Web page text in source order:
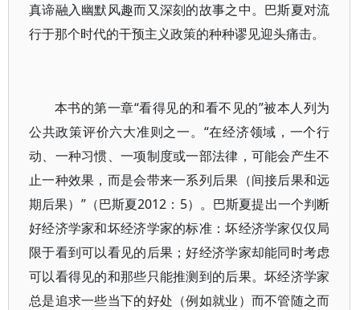
真谛融入幽默风趣而又深刻的故事之中。巴斯夏对流
行于那个时代的干预主义政策的种种谬见迎头痛击。
本书的第一章“看得见的和看不见的”被本人列为
公共政策评价六大准则之一。“在经济领域，一个行
动、一种习惯、一项制度或一部法律，可能会产生不
止一种效果，而是会带来一系列后果（间接后果和远
期后果）”（巴斯夏2012：5）。巴斯夏提出一个判断
好经济学家和坏经济学家的标准：坏经济学家仅仅局
限于看到可以看见的后果；好经济学家却能同时考虑
可以看得见的和那些只能推测到的后果。坏经济学家
总是追求一些当下的好处（例如就业）而不管随之而